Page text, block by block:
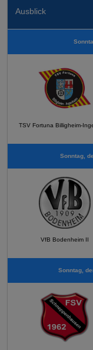
Ausblick
TSV Fortuna Billigheim-
Sonntag,
VfB Bodenheim II
Sonntag,